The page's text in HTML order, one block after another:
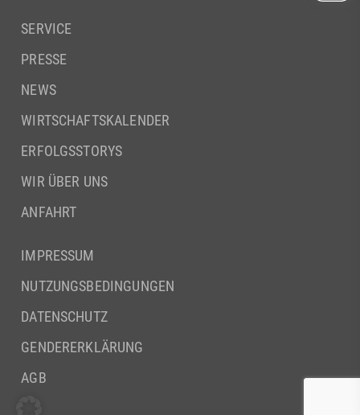
SERVICE
PRESSE
NEWS
WIRTSCHAFTSKALENDER
ERFOLGSSTORYS
WIR ÜBER UNS
ANFAHRT
IMPRESSUM
NUTZUNGSBEDINGUNGEN
DATENSCHUTZ
GENDERERKLÄRUNG
AGB